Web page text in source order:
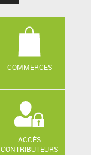
COMMERCES
ACCÈS
CONTRIBUTEURS